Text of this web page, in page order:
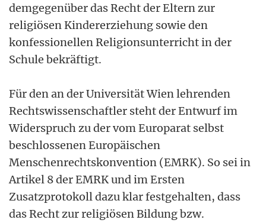
demgegenüber das Recht der Eltern zur
religiösen Kindererziehung sowie den
konfessionellen Religionsunterricht in der
Schule bekräftigt.
Für den an der Universität Wien lehrenden
Rechtswissenschaftler steht der Entwurf im
Widerspruch zu der vom Europarat selbst
beschlossenen Europäischen
Menschenrechtskonvention (EMRK). So sei in
Artikel 8 der EMRK und im Ersten
Zusatzprotokoll dazu klar festgehalten, dass
das Recht zur religiösen Bildung bzw.